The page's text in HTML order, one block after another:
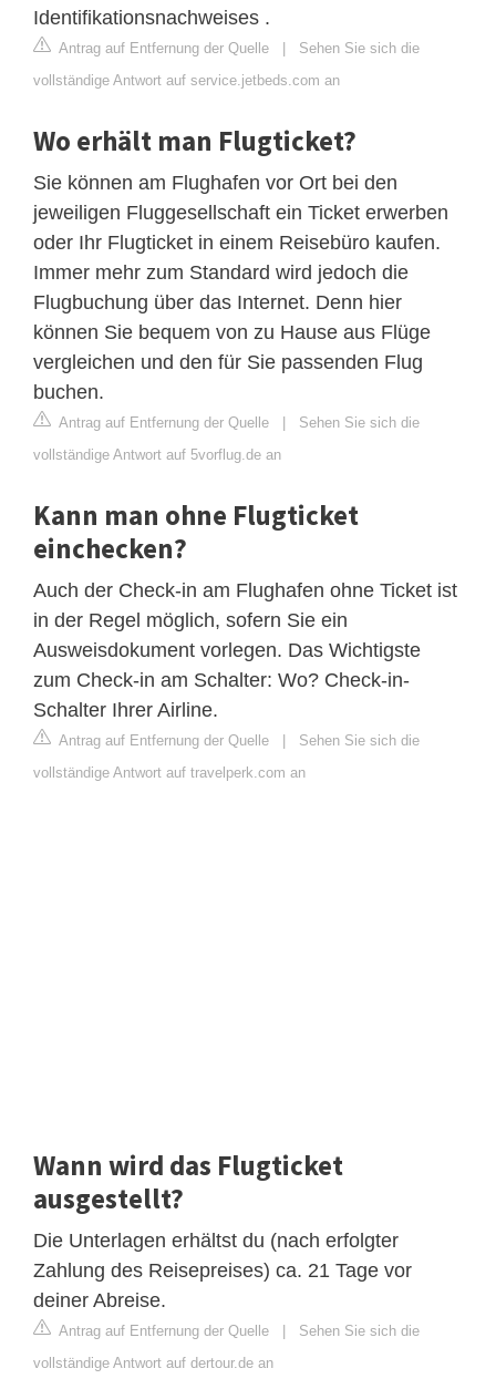
Identifikationsnachweises .
Antrag auf Entfernung der Quelle | Sehen Sie sich die
vollständige Antwort auf service.jetbeds.com an
Wo erhält man Flugticket?
Sie können am Flughafen vor Ort bei den
jeweiligen Fluggesellschaft ein Ticket erwerben
oder Ihr Flugticket in einem Reisebüro kaufen.
Immer mehr zum Standard wird jedoch die
Flugbuchung über das Internet. Denn hier
können Sie bequem von zu Hause aus Flüge
vergleichen und den für Sie passenden Flug
buchen.
Antrag auf Entfernung der Quelle | Sehen Sie sich die
vollständige Antwort auf 5vorflug.de an
Kann man ohne Flugticket
einchecken?
Auch der Check-in am Flughafen ohne Ticket ist
in der Regel möglich, sofern Sie ein
Ausweisdokument vorlegen. Das Wichtigste
zum Check-in am Schalter: Wo? Check-in-
Schalter Ihrer Airline.
Antrag auf Entfernung der Quelle | Sehen Sie sich die
vollständige Antwort auf travelperk.com an
Wann wird das Flugticket
ausgestellt?
Die Unterlagen erhältst du (nach erfolgter
Zahlung des Reisepreises) ca. 21 Tage vor
deiner Abreise.
Antrag auf Entfernung der Quelle | Sehen Sie sich die
vollständige Antwort auf dertour.de an